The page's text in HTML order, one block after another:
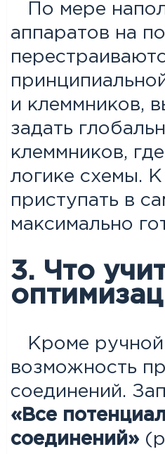
По мере
аппаратов на
и клеммников,
задать
клеммников,
логике схемы.
приступать в
максимально
3. Что
Кроме ручной
возможность
соединений.
«Все
соединений»